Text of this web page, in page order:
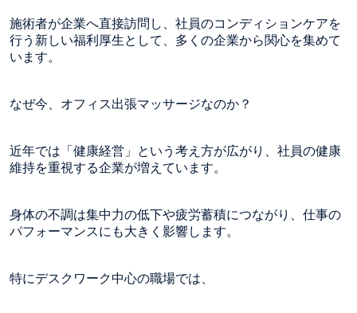
施術者が企業へ直接訪問し、社員のコンディションケアを
行う新しい福利厚生として、多くの企業から関心を集めて
います。
なぜ今、オフィス出張マッサージなのか？
近年では「健康経営」という考え方が広がり、社員の健康
維持を重視する企業が増えています。
身体の不調は集中力の低下や疲労蓄積につながり、仕事の
パフォーマンスにも大きく影響します。
特にデスクワーク中心の職場では、